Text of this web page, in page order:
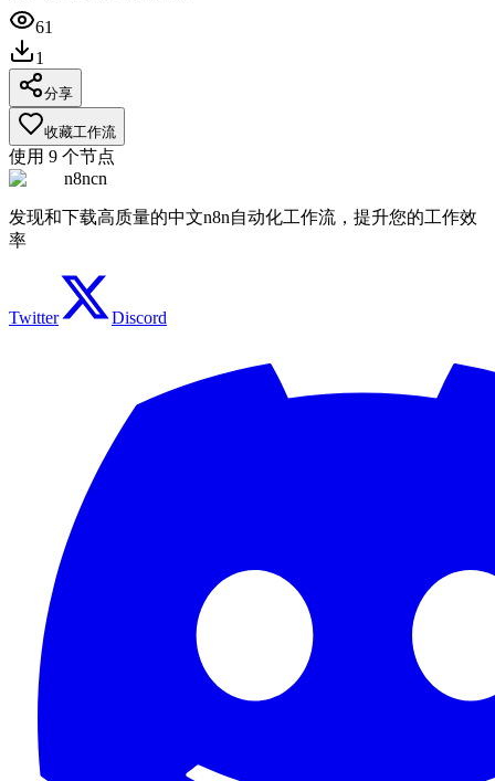
61
1
分享
收藏工作流
使用 9 个节点
n8ncn
发现和下载高质量的中文n8n自动化工作流，提升您的工作效
率
Twitter Discord